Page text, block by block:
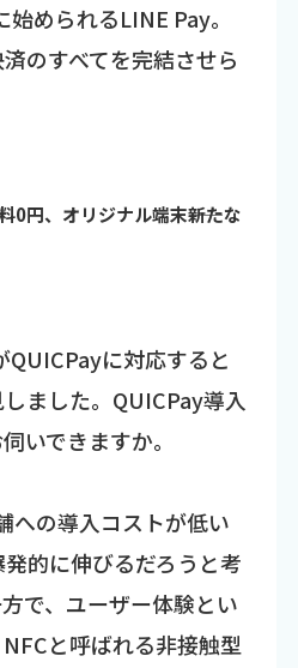
始められるLINE Pay。
のすべてを完結させら
円、オリジナル端末――新たな
QUICPayに対応すると
ました。QUICPay導入
いできますか。
への導入コストが低い
的に伸びるだろうと考
で、ユーザー体験とい
と呼ばれる非接触型